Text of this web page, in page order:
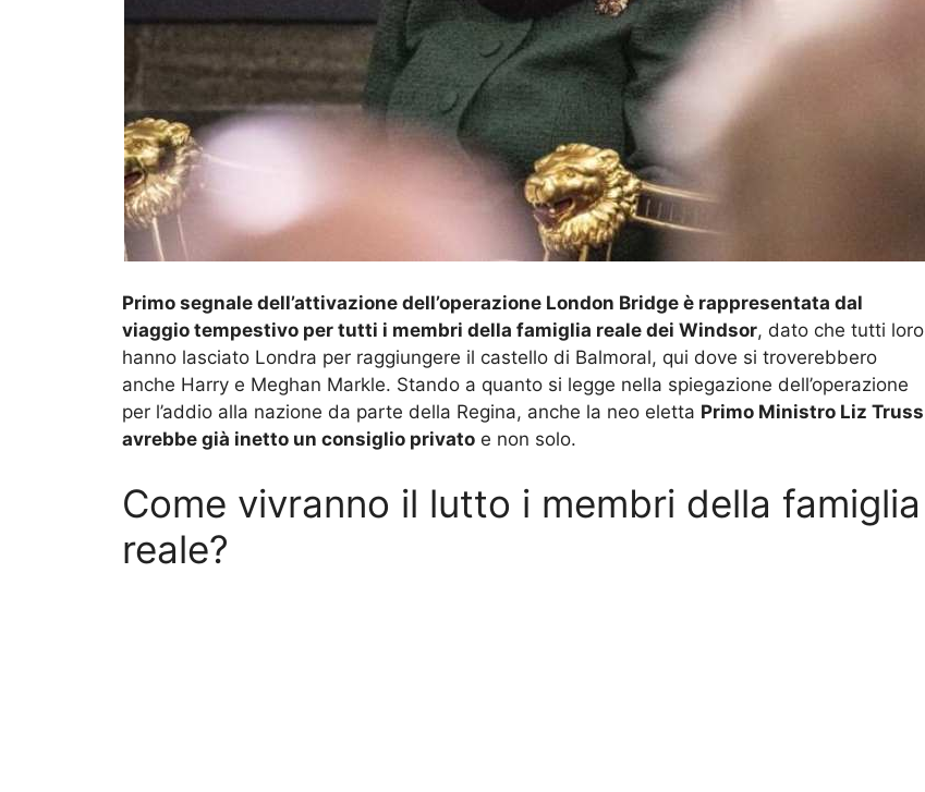
Primo segnale dell’attivazione dell’operazione London Bridge è rappresentata dal
viaggio tempestivo per tutti i membri della famiglia reale dei Windsor, dato che tutti loro
hanno lasciato Londra per raggiungere il castello di Balmoral, qui dove si troverebbero
anche Harry e Meghan Markle. Stando a quanto si legge nella spiegazione dell’operazione
per l’addio alla nazione da parte della Regina, anche la neo eletta Primo Ministro Liz Truss
avrebbe già inetto un consiglio privato e non solo.
Come vivranno il lutto i membri della famiglia
reale?